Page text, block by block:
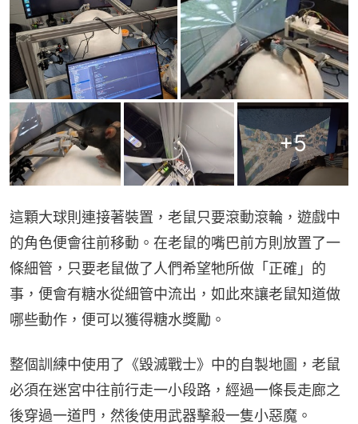
+5
這顆大球則連接著裝置，老鼠只要滾動滾輪，遊戲中
的角色便會往前移動。在老鼠的嘴巴前方則放置了一
條細管，只要老鼠做了人們希望牠所做「正確」的
事，便會有糖水從細管中流出，如此來讓老鼠知道做
哪些動作，便可以獲得糖水獎勵。
整個訓練中使用了《毀滅戰士》中的自製地圖，老鼠
必須在迷宮中往前行走一小段路，經過一條長走廊之
後穿過一道門，然後使用武器擊殺一隻小惡魔。